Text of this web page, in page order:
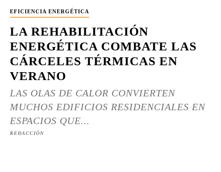
EFICIENCIA ENERGÉTICA
LA REHABILITACIÓN
ENERGÉTICA COMBATE LAS
CÁRCELES TÉRMICAS EN
VERANO
LAS OLAS DE CALOR CONVIERTEN
MUCHOS EDIFICIOS RESIDENCIALES EN
ESPACIOS QUE...
REDACCIÓN